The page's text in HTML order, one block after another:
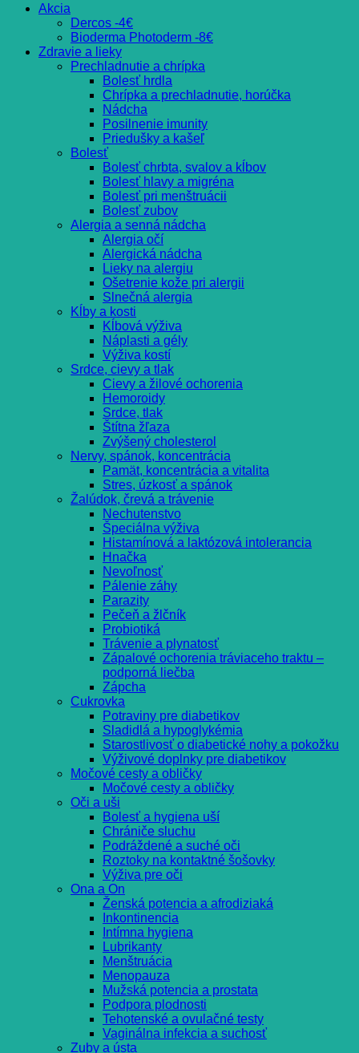
Akcia
Dercos -4€
Bioderma Photoderm -8€
Zdravie a lieky
Prechladnutie a chrípka
Bolesť hrdla
Chrípka a prechladnutie, horúčka
Nádcha
Posilnenie imunity
Priedušky a kašeľ
Bolesť
Bolesť chrbta, svalov a kĺbov
Bolesť hlavy a migréna
Bolesť pri menštruácii
Bolesť zubov
Alergia a senná nádcha
Alergia očí
Alergická nádcha
Lieky na alergiu
Ošetrenie kože pri alergii
Slnečná alergia
Kĺby a kosti
Kĺbová výživa
Náplasti a gély
Výživa kostí
Srdce, cievy a tlak
Cievy a žilové ochorenia
Hemoroidy
Srdce, tlak
Štítna žľaza
Zvýšený cholesterol
Nervy, spánok, koncentrácia
Pamät, koncentrácia a vitalita
Stres, úzkosť a spánok
Žalúdok, črevá a trávenie
Nechutenstvo
Špeciálna výživa
Histamínová a laktózová intolerancia
Hnačka
Nevoľnosť
Pálenie záhy
Parazity
Pečeň a žlčník
Probiotiká
Trávenie a plynatosť
Zápalové ochorenia tráviaceho traktu –
podporná liečba
Zápcha
Cukrovka
Potraviny pre diabetikov
Sladidlá a hypoglykémia
Starostlivosť o diabetické nohy a pokožku
Výživové doplnky pre diabetikov
Močové cesty a obličky
Močové cesty a obličky
Oči a uši
Bolesť a hygiena uší
Chrániče sluchu
Podráždené a suché oči
Roztoky na kontaktné šošovky
Výživa pre oči
Ona a On
Ženská potencia a afrodiziaká
Inkontinencia
Intímna hygiena
Lubrikanty
Menštruácia
Menopauza
Mužská potencia a prostata
Podpora plodnosti
Tehotenské a ovulačné testy
Vaginálna infekcia a suchosť
Zuby a ústa